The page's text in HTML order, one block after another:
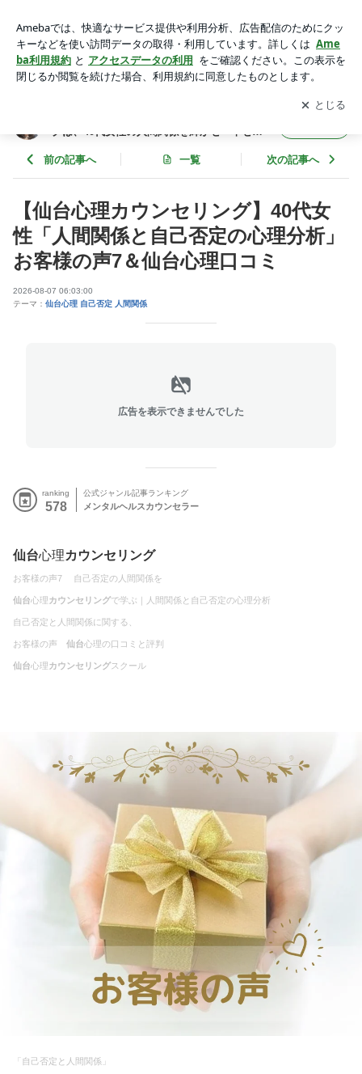
ンセリングは、40代女性の人間関係を輝かせ「幸せ脳を創り
出す」心理学×脳科学でメンタル調整❣
アプリをダウンロードして ブログの更新通知
を受け取りまし
ょう。
開く
グは、40代女性の人間関係を輝かせ「幸せ脳
前の記事へ 一覧 次の記事へ
【仙台心理カウンセリング】40代女
性「人間関係と自己否定の心理分析」
お客様の声7＆仙台心理口コミ
2026-08-07 06:03:00
テーマ： 仙台心理 自己否定 人間関係
広告を表示できませんでした
ranking
578
公式ジャンル記事ランキング
メンタルヘルスカウンセラー
仙台心理カウンセリング
お客様の声7 自己否定の人間関係を
仙台心理カウンセリングで学ぶ｜人間関係と自己否定の心理分析
自己否定と人間関係に関する、
お客様の声 仙台心理の口コミと評判
仙台心理カウンセリングスクール
「自己否定と人間関係」